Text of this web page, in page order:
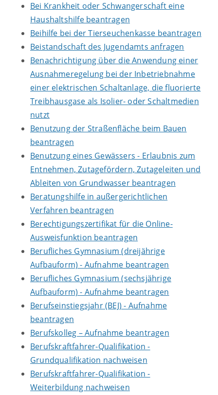
Bei Krankheit oder Schwangerschaft eine
Haushaltshilfe beantragen
Beihilfe bei der Tierseuchenkasse beantragen
Beistandschaft des Jugendamts anfragen
Benachrichtigung über die Anwendung einer
Ausnahmeregelung bei der Inbetriebnahme
einer elektrischen Schaltanlage, die fluorierte
Treibhausgase als Isolier- oder Schaltmedien
nutzt
Benutzung der Straßenfläche beim Bauen
beantragen
Benutzung eines Gewässers - Erlaubnis zum
Entnehmen, Zutagefördern, Zutageleiten und
Ableiten von Grundwasser beantragen
Beratungshilfe in außergerichtlichen
Verfahren beantragen
Berechtigungszertifikat für die Online-
Ausweisfunktion beantragen
Berufliches Gymnasium (dreijährige
Aufbauform) - Aufnahme beantragen
Berufliches Gymnasium (sechsjährige
Aufbauform) - Aufnahme beantragen
Berufseinstiegsjahr (BEJ) - Aufnahme
beantragen
Berufskolleg – Aufnahme beantragen
Berufskraftfahrer-Qualifikation -
Grundqualifikation nachweisen
Berufskraftfahrer-Qualifikation -
Weiterbildung nachweisen